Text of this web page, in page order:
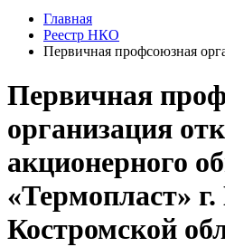
Главная
Реестр НКО
Первичная профсоюзная
Первичная
организация
акционерного
«Термопласт»
Костромской